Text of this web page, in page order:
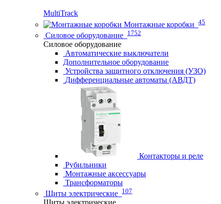
MultiTrack
Монтажные коробки 45
Силовое оборудование 1752
Силовое оборудование
Автоматические выключатели
Дополнительное оборудование
Устройства защитного отключения (УЗО)
Дифференциальные автоматы (АВДТ)
Контакторы и реле
Рубильники
Монтажные аксессуары
Трансформаторы
Щиты электрические 107